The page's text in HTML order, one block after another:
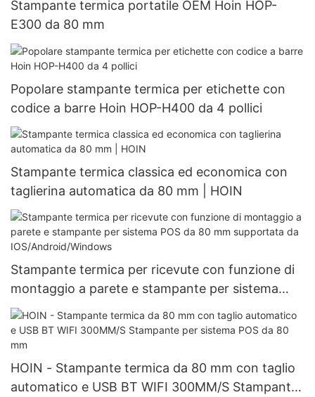
Stampante termica portatile OEM Hoin HOP-
E300 da 80 mm
Popolare stampante termica per etichette con
codice a barre Hoin HOP-H400 da 4 pollici
Stampante termica classica ed economica con
taglierina automatica da 80 mm | HOIN
Stampante termica per ricevute con funzione di
montaggio a parete e stampante per sistema
POS da 80 mm supportata da
IOS/Android/Windows
HOIN - Stampante termica da 80 mm con taglio
automatico e USB BT WIFI 300MM/S Stampante